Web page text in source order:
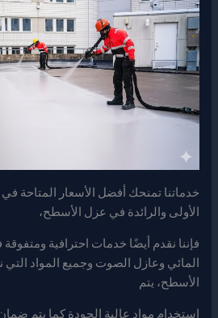
خدماتنا تمنحك أفضل الأسعار المتاحة في
الأولى والرائدة في عزل الأسطح،
فإننا نقدم أيضًا خدمات احترافية
المائي وعازل الصوت وجميع المواد
الأسطح، يتم
استخدام مواد عالية الجودة كما يتم